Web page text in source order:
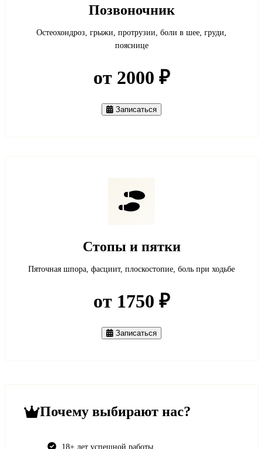
Позвоночник
Остеохондроз, грыжи, протрузии, боли в шее, груди,
пояснице
от 2000 ₽
Записаться
Стопы и пятки
Пяточная шпора, фасциит, плоскостопие, боль при ходьбе
от 1750 ₽
Записаться
Почему выбирают нас?
18+ лет успешной работы